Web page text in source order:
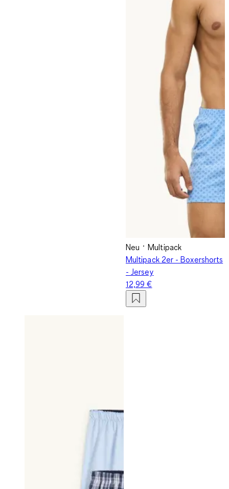
Neu
Multipack
Multipack 2er - Boxershorts
- Jersey
12,99 €